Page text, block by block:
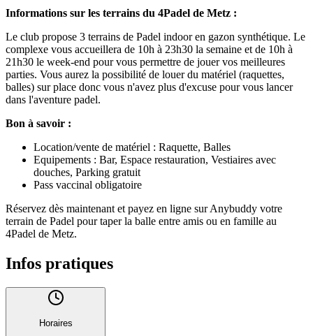
Informations sur les terrains du 4Padel de Metz :
Le club propose 3 terrains de Padel indoor en gazon synthétique. Le
complexe vous accueillera de 10h à 23h30 la semaine et de 10h à
21h30 le week-end pour vous permettre de jouer vos meilleures
parties. Vous aurez la possibilité de louer du matériel (raquettes,
balles) sur place donc vous n'avez plus d'excuse pour vous lancer
dans l'aventure padel.
Bon à savoir :
Location/vente de matériel : Raquette, Balles
Equipements : Bar, Espace restauration, Vestiaires avec
douches, Parking gratuit
Pass vaccinal obligatoire
Réservez dès maintenant et payez en ligne sur Anybuddy votre
terrain de Padel pour taper la balle entre amis ou en famille au
4Padel de Metz.
Infos pratiques
Horaires